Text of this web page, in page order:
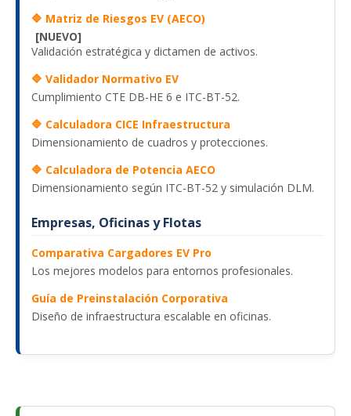
🔷 Matriz de Riesgos EV (AECO)
[NUEVO]
Validación estratégica y dictamen de activos.
🔷 Validador Normativo EV
Cumplimiento CTE DB-HE 6 e ITC-BT-52.
🔷 Calculadora CICE Infraestructura
Dimensionamiento de cuadros y protecciones.
🔷 Calculadora de Potencia AECO
Dimensionamiento según ITC-BT-52 y simulación DLM.
Empresas, Oficinas y Flotas
Comparativa Cargadores EV Pro
Los mejores modelos para entornos profesionales.
Guía de Preinstalación Corporativa
Diseño de infraestructura escalable en oficinas.